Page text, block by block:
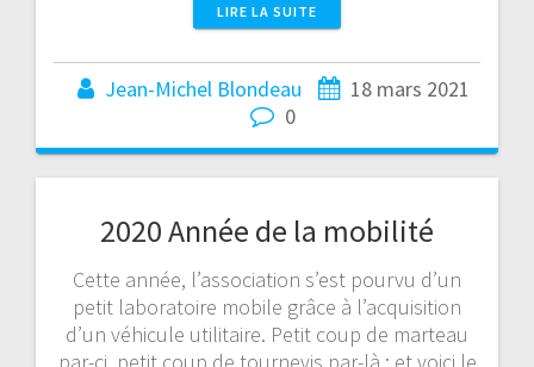
LIRE LA SUITE
Jean-Michel Blondeau
18 mars 2021
0
2020 Année de la mobilité
Cette année, l’association s’est pourvu d’un
petit laboratoire mobile grâce à l’acquisition
d’un véhicule utilitaire. Petit coup de marteau
par-ci, petit coup de tournevis par-là : et voici le